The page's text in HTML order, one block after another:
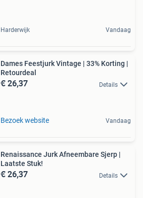
Harderwijk Vandaag
Dames Feestjurk Vintage | 33% Korting |
Retourdeal
€ 26,37 Details
Bezoek website Vandaag
Renaissance Jurk Afneembare Sjerp |
Laatste Stuk!
€ 26,37 Details